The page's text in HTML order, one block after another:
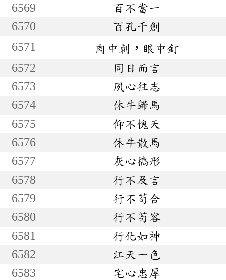
6569
百不當一
6570
百孔千創
6571
肉中刺，眼中釘
6572
同日而言
6573
夙心往志
6574
休牛歸馬
6575
仰不愧天
6576
休牛散馬
6577
灰心槁形
6578
行不及言
6579
行不苟合
6580
行不苟容
6581
行化如神
6582
江天一色
6583
宅心忠厚